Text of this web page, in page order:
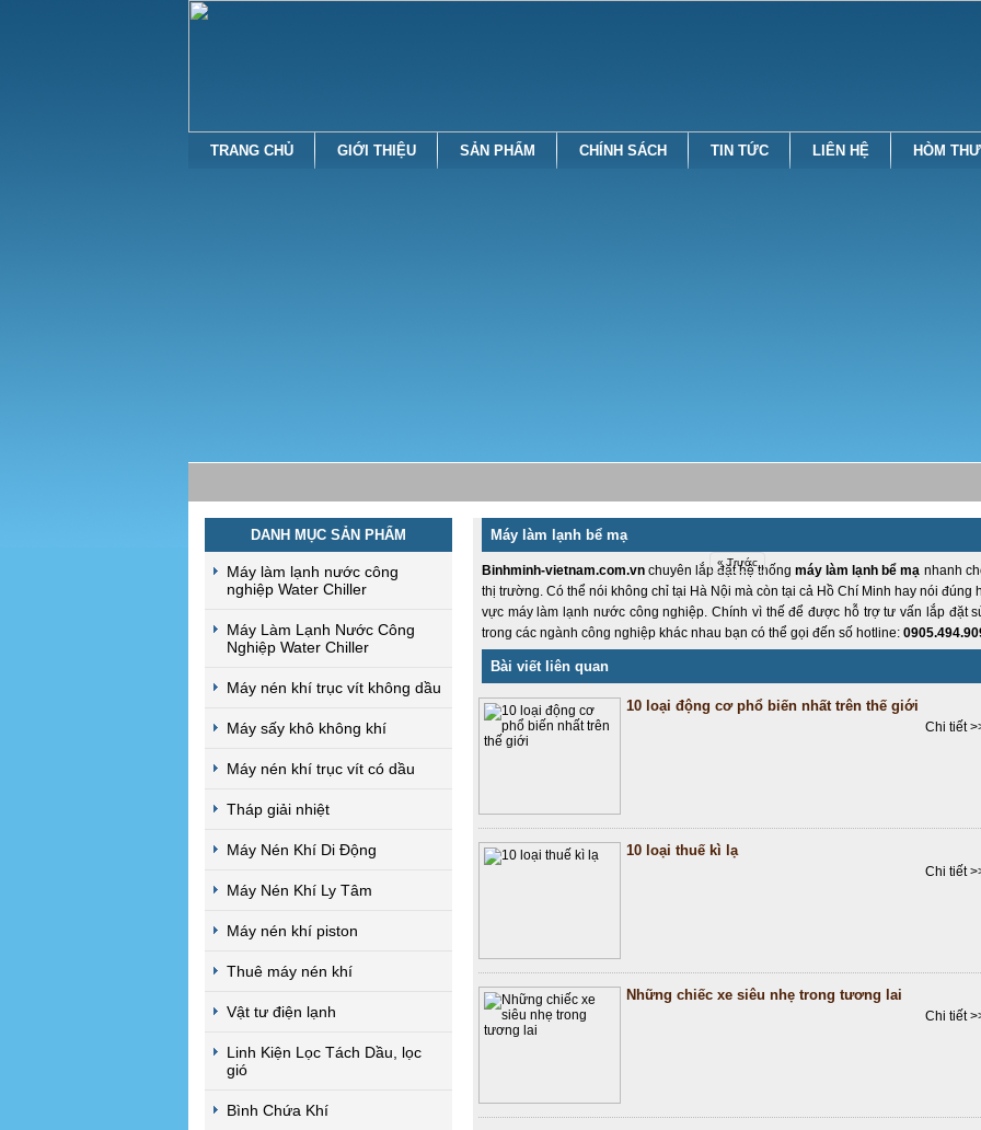
TRANG CHỦ GIỚI THIỆU SẢN PHẨM CHÍNH SÁCH TIN TỨC LIÊN HỆ HÒM THƯ
DANH MỤC SẢN PHẨM
Máy làm lạnh nước công
nghiệp Water Chiller
Máy Làm Lạnh Nước Công
Nghiệp Water Chiller
Máy nén khí trục vít không dầu
Máy sấy khô không khí
Máy nén khí trục vít có dầu
Tháp giải nhiệt
Máy Nén Khí Di Động
Máy Nén Khí Ly Tâm
Máy nén khí piston
Thuê máy nén khí
Vật tư điện lạnh
Linh Kiện Lọc Tách Dầu, lọc
gió
Bình Chứa Khí
Máy làm lạnh bể mạ
Binhminh-vietnam.com.vn chuyên lắp đặt hệ thốngmáy làm lạnh bể mạ nhanh
thị trường. Có thể nói không chỉ tại Hà Nội mà còn tại cả Hồ Chí Minh hay nói đúng
vực máy làm lạnh nước công nghiệp. Chính vì thế để được hỗ trợ tư vấn lắp đặt
trong các ngành công nghiệp khác nhau bạn có thể gọi đến số hotline:
Bài viết liên quan
10 loại động cơ phổ biến nhất trên thế giới
Chi tiết
10 loại thuế kì lạ
Chi tiết
Những chiếc xe siêu nhẹ trong tương lai
Chi tiết
« Trước